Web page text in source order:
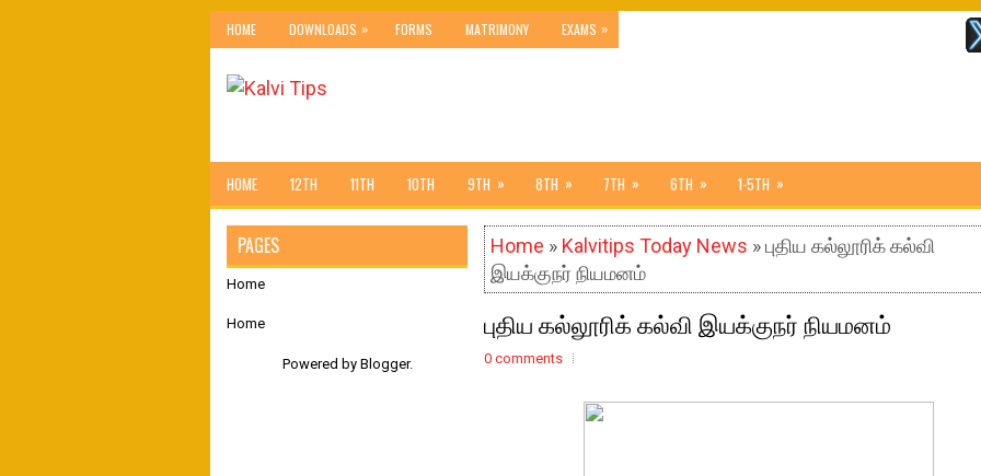
HOME DOWNLOADS » FORMS MATRIMONY EXAMS »
HOME 12TH 11TH 10TH 9TH » 8TH » 7TH » 6TH » 1-5TH »
Home » Kalvitips Today News » புதிய கல்லூரிக் கல்வி
இயக்குநர் நியமனம்
புதிய கல்லூரிக் கல்வி இயக்குநர் நியமனம்
0 comments
PAGES
Home
Home
Powered by Blogger.